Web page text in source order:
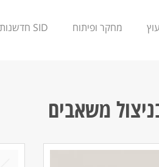
מחקר ופיתוח SID חדשנות
ניצול משאבים